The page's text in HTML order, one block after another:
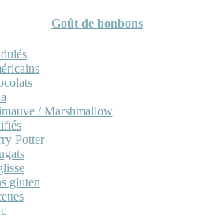
Goût de bonbons
/ Marshmallow
Potter
gluten